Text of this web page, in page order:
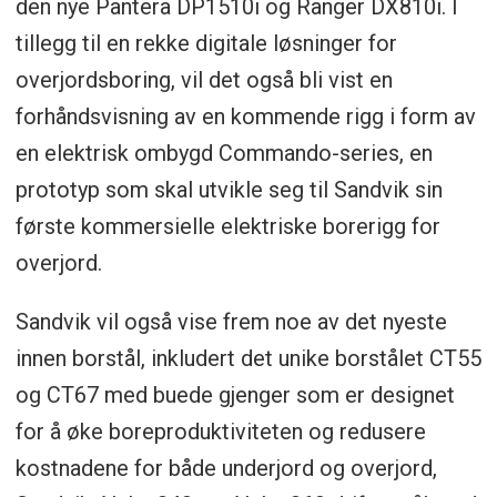
den nye Pantera DP1510i og Ranger DX810i. I
tillegg til en rekke digitale løsninger for
overjordsboring, vil det også bli vist en
forhåndsvisning av en kommende rigg i form av
en elektrisk ombygd Commando-series, en
prototyp som skal utvikle seg til Sandvik sin
første kommersielle elektriske borerigg for
overjord.
Sandvik vil også vise frem noe av det nyeste
innen borstål, inkludert det unike borstålet CT55
og CT67 med buede gjenger som er designet
for å øke boreproduktiviteten og redusere
kostnadene for både underjord og overjord,